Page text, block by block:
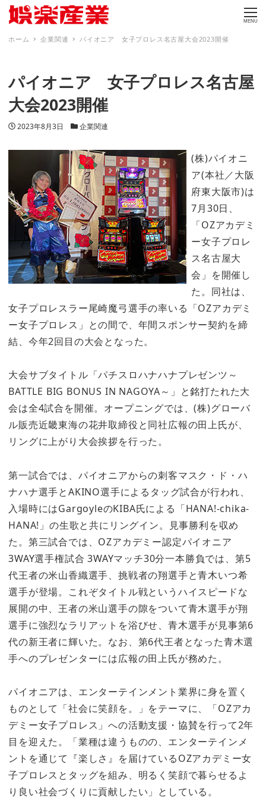
MENU
ホーム 企業関連 パイオニア 女子プロレス名古屋大会2023開催
パイオニア 女子プロレス名古屋
大会2023開催
投稿日
2023年8月3日 カテゴリー
企業関連
(株)パイオニ
ア(本社／大阪
府東大阪市)は
7月30日、
「OZアカデミ
ー女子プロレ
ス名古屋大
会」を開催し
た。同社は、
女子プロレスラー尾崎魔弓選手の率いる「OZアカデミ
ー女子プロレス」との間で、年間スポンサー契約を締
結、今年2回目の大会となった。
大会サブタイトル「パチスロハナハナプレゼンツ～
BATTLE BIG BONUS IN NAGOYA～」と銘打たれた大
会は全4試合を開催。オープニングでは、(株)グローバ
ル販売近畿東海の花井取締役と同社広報の田上氏が、
リングに上がり大会挨拶を行った。
第一試合では、パイオニアからの刺客マスク・ド・ハ
ナハナ選手とAKINO選手によるタッグ試合が行われ、
入場時にはGargoyleのKIBA氏による「HANA!-chika-
HANA!」の生歌と共にリングイン。見事勝利を収め
た。第三試合では、OZアカデミー認定パイオニア
3WAY選手権試合 3WAYマッチ30分一本勝負では、第5
代王者の米山香織選手、挑戦者の翔選手と青木いつ希
選手が登場。これぞタイトル戦というハイスピードな
展開の中、王者の米山選手の隙をついて青木選手が翔
選手に強烈なラリアットを浴びせ、青木選手が見事第6
代の新王者に輝いた。なお、第6代王者となった青木選
手へのプレゼンターには広報の田上氏が務めた。
パイオニアは、エンターテインメント業界に身を置く
ものとして「社会に笑顔を。」をテーマに、「OZアカ
デミー女子プロレス」への活動支援・協賛を行って2年
目を迎えた。「業種は違うものの、エンターテインメ
ントを通じて『楽しさ』を届けているOZアカデミー女
子プロレスとタッグを組み、明るく笑顔で暮らせるよ
り良い社会づくりに貢献したい」としている。